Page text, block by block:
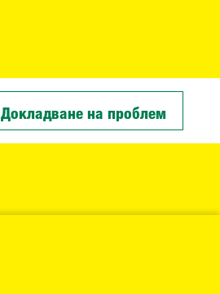
Докладване на проблем